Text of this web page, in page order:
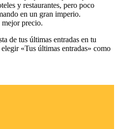
y restaurantes, pero poco
en un gran imperio.
precio.
de tus últimas entradas en tu
«Tus últimas entradas» como